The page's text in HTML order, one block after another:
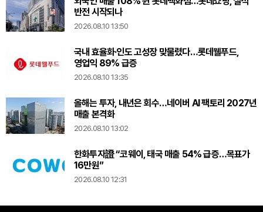
반전 시작되나
2026.08.10 13:50
국내 효율화·인도 고성장 맞물렸다…롯데웰푸드,
영업익 89% 급증
2026.08.10 13:35
올해는 투자, 내년은 회수…네이버 AI 팩토리 2027년
매출 본격화
2026.08.10 13:02
한화투자證 “코웨이, 태국 매출 54% 급증…목표가
16만원”
2026.08.10 12:31